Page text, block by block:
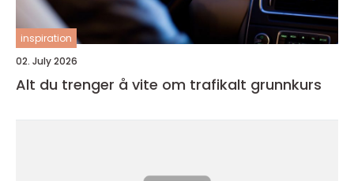
inspiration
02. July 2026
Alt du trenger å vite om trafikalt grunnkurs